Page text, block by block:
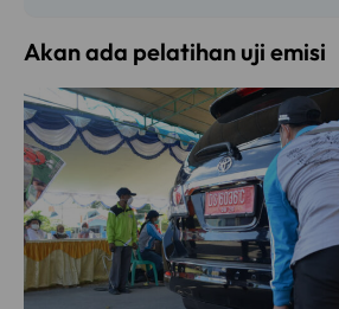
Akan ada pelatihan uji emisi